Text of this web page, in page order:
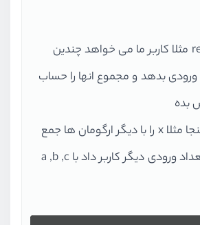
و اینکه در تابع rest مثلا کاربر ما می خواهد چندین
بدهد و مجموع انها را حساب
بده
امکانش هست اینجا مثلا x را با دیگر ارگومان ها جمع
کنیم؟ یعنی هر تعداد ورودی دیگر کاربر داد با a ,b ,c